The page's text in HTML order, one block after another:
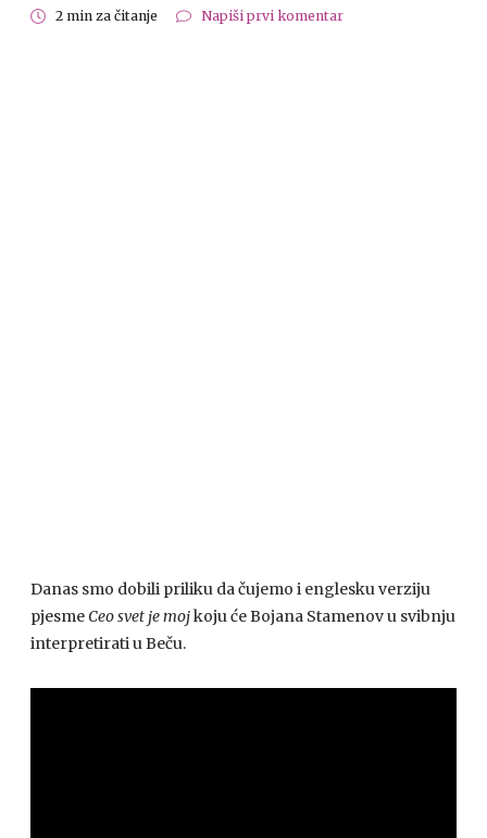
2 min za čitanje Napiši prvi komentar
Danas smo dobili priliku da čujemo i englesku verziju
pjesmeCeo svet je mojkoju će Bojana Stamenov u svibnju
interpretirati u Beču.